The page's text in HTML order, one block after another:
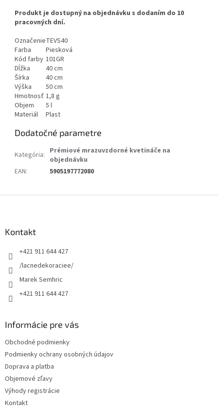
Produkt je dostupný na objednávku s dodaním do 10
pracovných dní.
OznačenieTEVS40
Farba
Piesková
Kód farby 101GR
Dĺžka
40 cm
Šírka
40 cm
Výška
50 cm
Hmotnosť 1,8 g
Objem
5 l
Materiál
Plast
Dodatočné parametre
Kategória: Prémiové mrazuvzdorné kvetináče na
objednávku
EAN: 5905197772080
Kontakt
+421 911 644 427
/lacnedekoraciee/
Marek Semhric
+421 911 644 427
Informácie pre vás
Obchodné podmienky
Podmienky ochrany osobných údajov
Doprava a platba
Objemové zľavy
Výhody registrácie
Kontakt